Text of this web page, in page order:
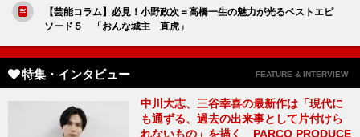
【芸能コラム】必見！小野政次＝高橋一生の魅力が光るベストエピ
ソード５ 「おんな城主 直虎」
特集・インタビュー FEATURE & INTERVIEW
中川大志、三谷幸喜の最新作は「現代に
も通ずる、過去の出来事として片付けら
れないもの」を描く PARCO PRODUCE